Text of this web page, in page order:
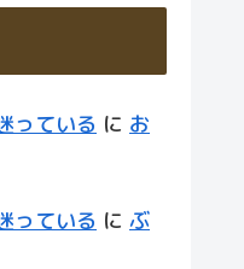
っている に お
っている に ぶ